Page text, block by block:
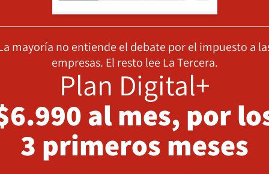
mayoría no entiende el debate por el impuesto a
empresas. El resto lee La Tercera.
Plan Digital+
al mes, por
3 primeros meses